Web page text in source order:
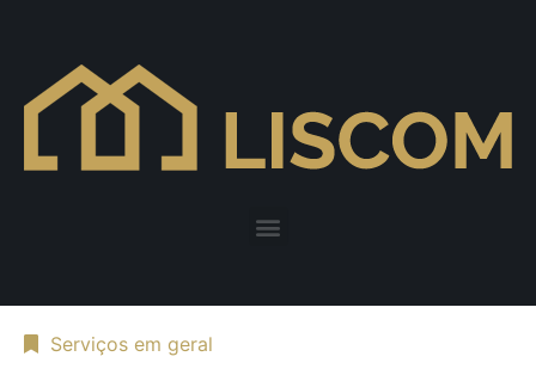
Serviços em geral